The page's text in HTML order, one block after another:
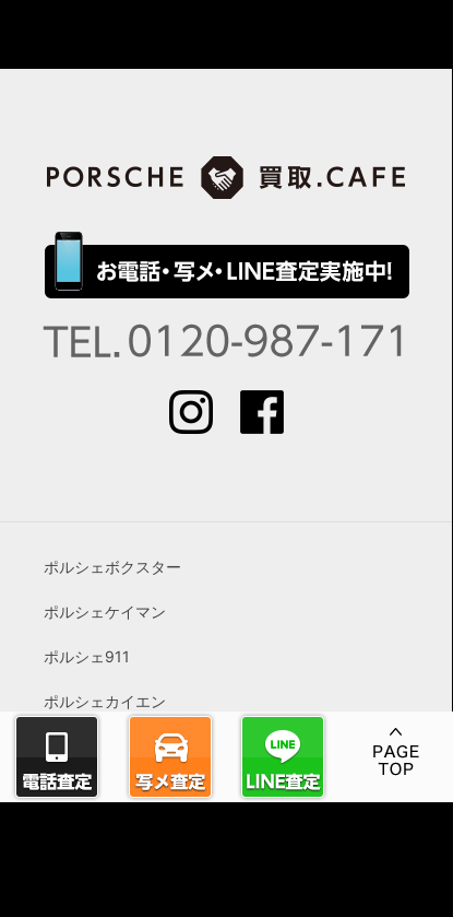
ポルシェボクスター
ポルシェケイマン
ポルシェ911
ポルシェカイエン
ポルシェパナメーラ
ポルシェマカン